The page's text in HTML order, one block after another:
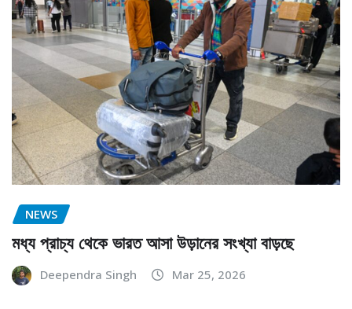
NEWS
মধ্য প্রাচ্য থেকে ভারত আসা উড়ানের সংখ্যা বাড়ছে
Deependra Singh Mar 25, 2026